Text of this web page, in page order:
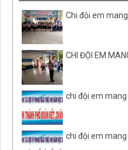
Chi đội em
CHI ĐỘI EM
chi đội em
chi đội em